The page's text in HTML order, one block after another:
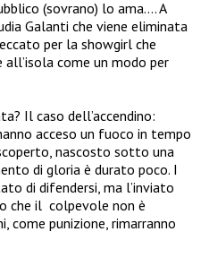
(sovrano) lo ama…. A
Galanti che viene eliminata
per la showgirl che
come un modo per
Il caso dell’accendino:
acceso un fuoco in tempo
nascosto sotto una
di gloria è durato poco. I
di difendersi, ma l’inviato
che il colpevole non è
punizione, rimarranno